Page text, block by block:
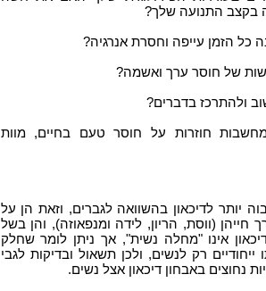
בקצב התנועה שלך?
כל הזמן עייפה וחסרת אנרגיה?
של חוסר ערך ואשמה?
ולהתרכז בדברים?
חוזרות על חוסר טעם בחיים, מוות
יותר לדיכאון בהשוואה לגברים, וזאת הן על
חייהן (ווסת, הריון, לידה ומנפאוזה), והן בשל
אינו "מחלה נשית", אך ניתן לומר שחלק
ייחודיים רק לנשים, ולכן תשאול ובדיקות לגבי
נחוצים באבחון דיכאון אצל נשים.